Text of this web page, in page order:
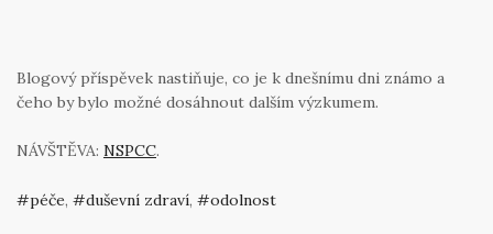
Blogový příspěvek nastiňuje, co je k dnešnímu dni známo a
čeho by bylo možné dosáhnout dalším výzkumem.
NÁVŠTĚVA: NSPCC.
péče, duševní zdraví, odolnost